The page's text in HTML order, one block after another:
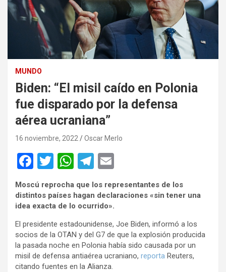
MUNDO
Biden: “El misil caído en Polonia
fue disparado por la defensa
aérea ucraniana”
16 noviembre, 2022 Oscar Merlo
F
a
ce
b
o
o
k
T
wi
tt
er
W
at
s
A
p
p
T
e
gr
a
m
ail
Moscú reprocha que los representantes de los
distintos países hagan declaraciones «sin tener una
idea exacta de lo ocurrido».
El presidente estadounidense, Joe Biden, informó a los
socios de la OTAN y del G7 de que la explosión producida
la pasada noche en Polonia había sido causada por un
misil de defensa antiaérea ucraniano, reporta Reuters,
citando fuentes en la Alianza.